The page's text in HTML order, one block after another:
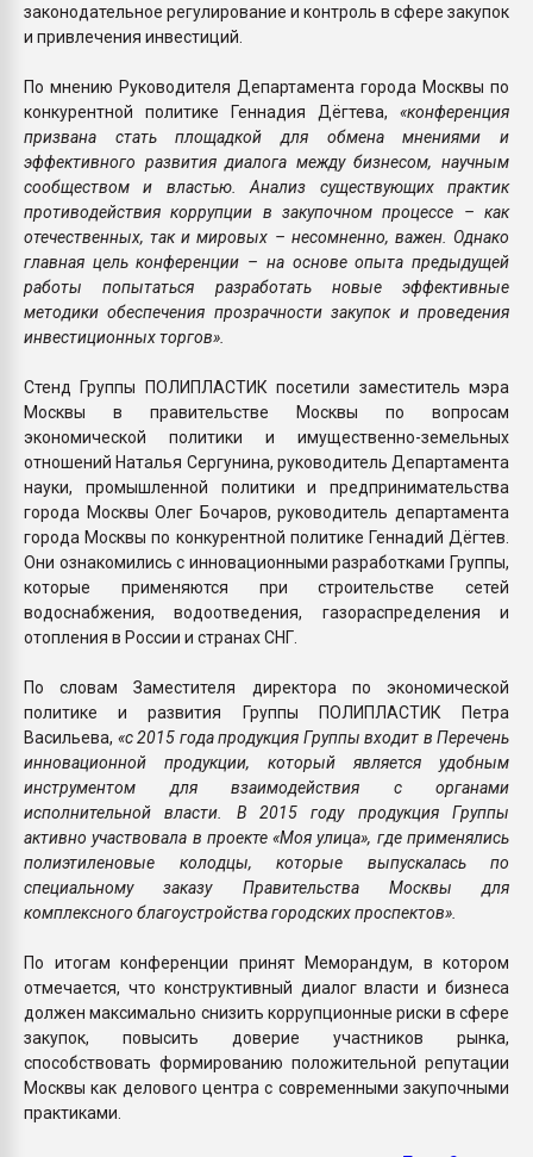
законодательное регулирование и контроль в сфере закупок
и привлечения инвестиций.
По мнению Руководителя Департамента города Москвы по
конкурентной политике Геннадия Дёгтева, «конференция
призвана стать площадкой для обмена мнениями и
эффективного развития диалога между бизнесом, научным
сообществом и властью. Анализ существующих практик
противодействия коррупции в закупочном процессе – как
отечественных, так и мировых – несомненно, важен. Однако
главная цель конференции – на основе опыта предыдущей
работы попытаться разработать новые эффективные
методики обеспечения прозрачности закупок и проведения
инвестиционных торгов».
Стенд Группы ПОЛИПЛАСТИК посетили заместитель мэра
Москвы в правительстве Москвы по вопросам
экономической политики и имущественно-земельных
отношений Наталья Сергунина, руководитель Департамента
науки, промышленной политики и предпринимательства
города Москвы Олег Бочаров, руководитель департамента
города Москвы по конкурентной политике Геннадий Дёгтев.
Они ознакомились с инновационными разработками Группы,
которые применяются при строительстве сетей
водоснабжения, водоотведения, газораспределения и
отопления в России и странах СНГ.
По словам Заместителя директора по экономической
политике и развития Группы ПОЛИПЛАСТИК Петра
Васильева, «с 2015 года продукция Группы входит в Перечень
инновационной продукции, который является удобным
инструментом для взаимодействия с органами
исполнительной власти. В 2015 году продукция Группы
активно участвовала в проекте «Моя улица», где применялись
полиэтиленовые колодцы, которые выпускалась по
специальному заказу Правительства Москвы для
комплексного благоустройства городских проспектов».
По итогам конференции принят Меморандум, в котором
отмечается, что конструктивный диалог власти и бизнеса
должен максимально снизить коррупционные риски в сфере
закупок, повысить доверие участников рынка,
способствовать формированию положительной репутации
Москвы как делового центра с современными закупочными
практиками.